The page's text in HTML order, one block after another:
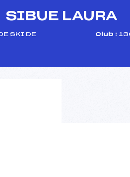
SIBUE LAURA
SKI DE
Club :